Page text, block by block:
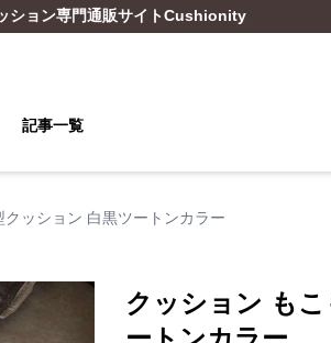
ション専門通販サイトCushionity
記事一覧
ッション 白黒ツートンカラー
クッション も